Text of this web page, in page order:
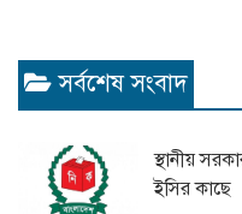
সর্বশেষ সংবাদ
স্থানীয়
ইসির কাছে